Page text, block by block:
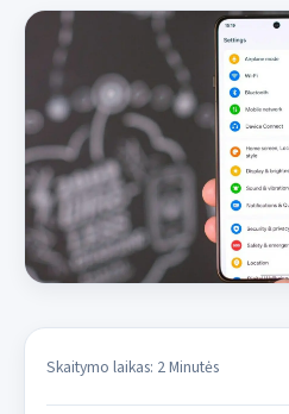
Skaitymo laikas: 2 Minutės